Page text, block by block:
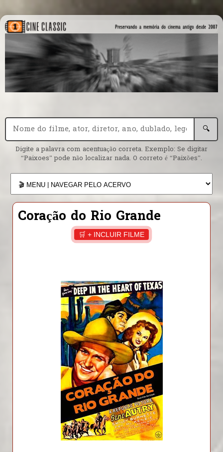
🔍
Digite a palavra com acentuação correta. Exemplo: Se digitar
“Paixoes” pode não localizar nada. O correto é “Paixões”.
Coração do Rio Grande
🛒 + INCLUIR FILME